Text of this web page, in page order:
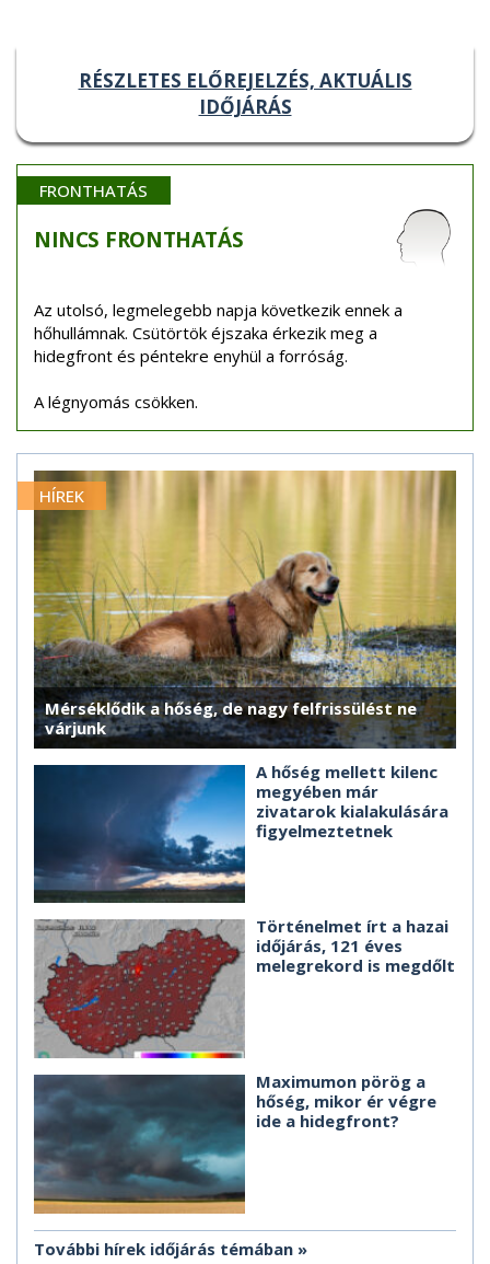
RÉSZLETES ELŐREJELZÉS, AKTUÁLIS
IDŐJÁRÁS
FRONTHATÁS
NINCS FRONTHATÁS
Az utolsó, legmelegebb napja következik ennek a
hőhullámnak. Csütörtök éjszaka érkezik meg a
hidegfront és péntekre enyhül a forróság.
A légnyomás csökken.
HÍREK
Mérséklődik a hőség, de nagy felfrissülést ne
várjunk
A hőség mellett kilenc
megyében már
zivatarok kialakulására
figyelmeztetnek
Történelmet írt a hazai
időjárás, 121 éves
melegrekord is megdőlt
Maximumon pörög a
hőség, mikor ér végre
ide a hidegfront?
További hírek időjárás témában